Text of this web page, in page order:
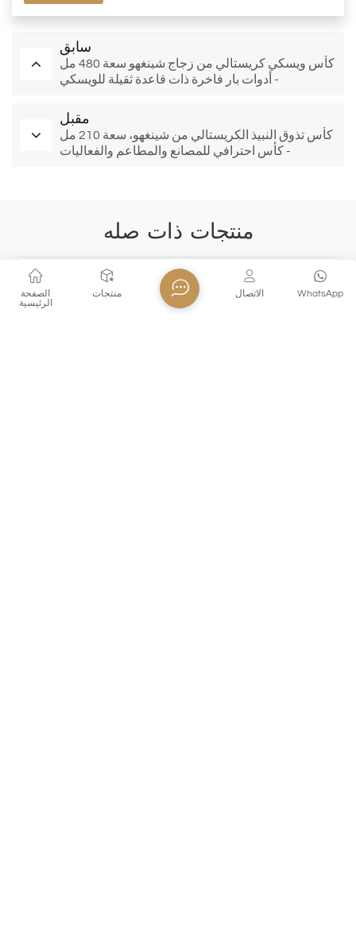
سابق
كأس ويسكي كريستالي من زجاج شينغهو سعة 480 مل
- أدوات بار فاخرة ذات قاعدة ثقيلة للويسكي
مقبل
كأس تذوق النبيذ الكريستالي من شينغهو، سعة 210 مل
- كأس احترافي للمصانع والمطاعم والفعاليات
منتجات ذات صله
الصفحة
الرئيسية
منتجات WhatsApp الاتصال